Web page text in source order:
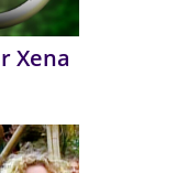
Xena